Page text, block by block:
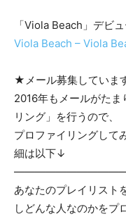
「Viola Beach」デビ
Viola Beach – Viola
★メール募集していま
2016年もメールがた
リング」を行うので、
プロファイリングして
細は以下↓
あなたのプレイリスト
しどんな人なのかをプ